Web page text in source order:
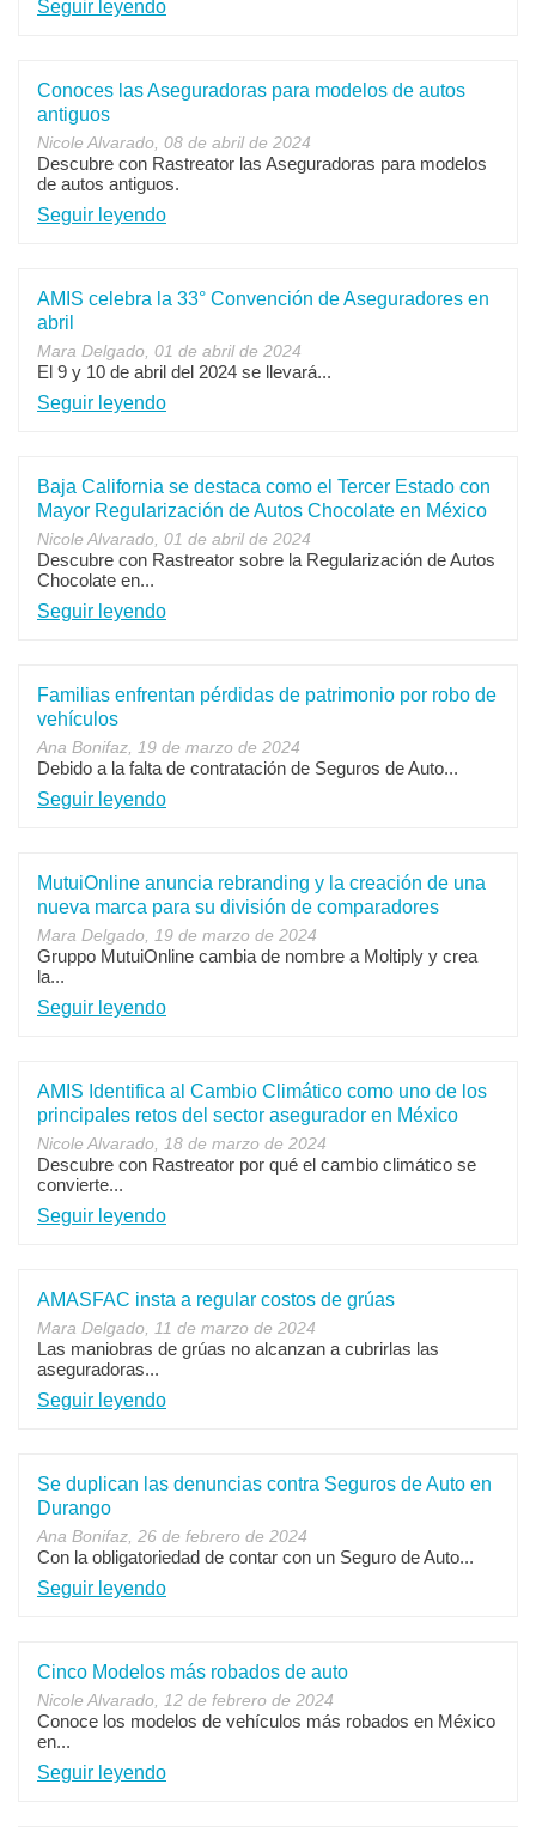
Seguir leyendo
Conoces las Aseguradoras para modelos de autos
antiguos
Nicole Alvarado, 08 de abril de 2024
Descubre con Rastreator las Aseguradoras para modelos
de autos antiguos.
Seguir leyendo
AMIS celebra la 33° Convención de Aseguradores en
abril
Mara Delgado, 01 de abril de 2024
El 9 y 10 de abril del 2024 se llevará...
Seguir leyendo
Baja California se destaca como el Tercer Estado con
Mayor Regularización de Autos Chocolate en México
Nicole Alvarado, 01 de abril de 2024
Descubre con Rastreator sobre la Regularización de Autos
Chocolate en...
Seguir leyendo
Familias enfrentan pérdidas de patrimonio por robo de
vehículos
Ana Bonifaz, 19 de marzo de 2024
Debido a la falta de contratación de Seguros de Auto...
Seguir leyendo
MutuiOnline anuncia rebranding y la creación de una
nueva marca para su división de comparadores
Mara Delgado, 19 de marzo de 2024
Gruppo MutuiOnline cambia de nombre a Moltiply y crea
la...
Seguir leyendo
AMIS Identifica al Cambio Climático como uno de los
principales retos del sector asegurador en México
Nicole Alvarado, 18 de marzo de 2024
Descubre con Rastreator por qué el cambio climático se
convierte...
Seguir leyendo
AMASFAC insta a regular costos de grúas
Mara Delgado, 11 de marzo de 2024
Las maniobras de grúas no alcanzan a cubrirlas las
aseguradoras...
Seguir leyendo
Se duplican las denuncias contra Seguros de Auto en
Durango
Ana Bonifaz, 26 de febrero de 2024
Con la obligatoriedad de contar con un Seguro de Auto...
Seguir leyendo
Cinco Modelos más robados de auto
Nicole Alvarado, 12 de febrero de 2024
Conoce los modelos de vehículos más robados en México
en...
Seguir leyendo